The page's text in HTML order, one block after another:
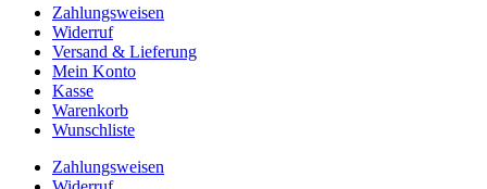
Zahlungsweisen
Widerruf
Versand & Lieferung
Mein Konto
Kasse
Warenkorb
Wunschliste
Zahlungsweisen